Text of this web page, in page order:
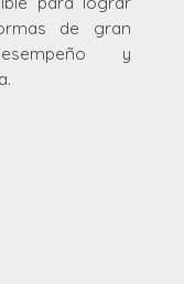
de gran
y